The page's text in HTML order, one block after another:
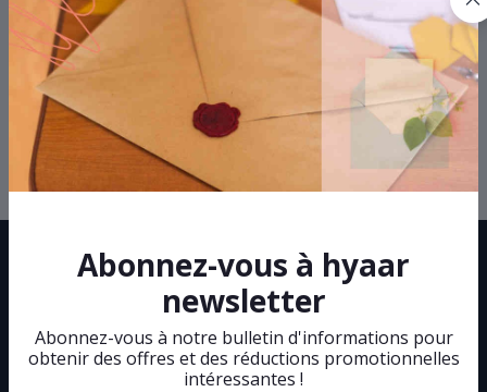
Support Policy
Privacy Policy
L'hypermarché à portée de main !
Abonnez-vous à hyaar
newsletter
Abonnez-vous à notre bulletin d'informations pour
obtenir des offres et des réductions promotionnelles
intéressantes !